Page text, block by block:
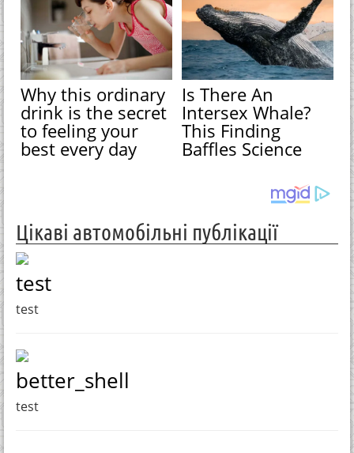
Why this ordinary
drink is the secret
to feeling your
best every day
Is There An
Intersex Whale?
This Finding
Baffles Science
Цікаві автомобільні публікації
test
test
better_shell
test